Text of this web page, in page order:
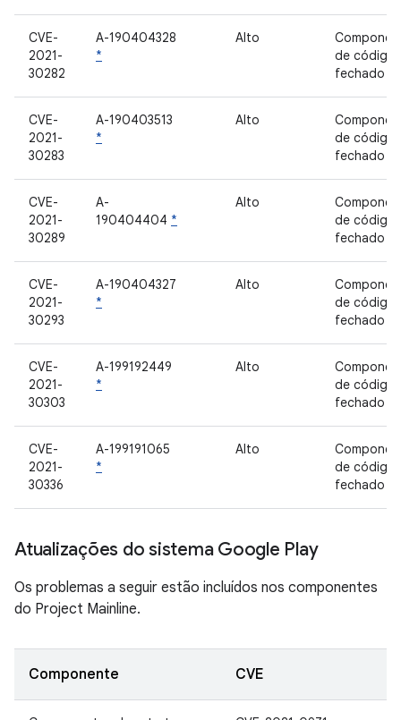
CVE-
2021-
30282
A-190404328
*
Alto
de código
fechado
CVE-
2021-
30283
A-190403513
*
Alto
de código
fechado
CVE-
2021-
30289
A-
190404404 *
Alto
de código
fechado
CVE-
2021-
30293
A-190404327
*
Alto
de código
fechado
CVE-
2021-
30303
A-199192449
*
Alto
de código
fechado
CVE-
2021-
30336
A-199191065
*
Alto
de código
fechado
Atualizações do sistema Google Play
Os problemas a seguir estão incluídos nos componentes
do Project Mainline.
Componente CVE